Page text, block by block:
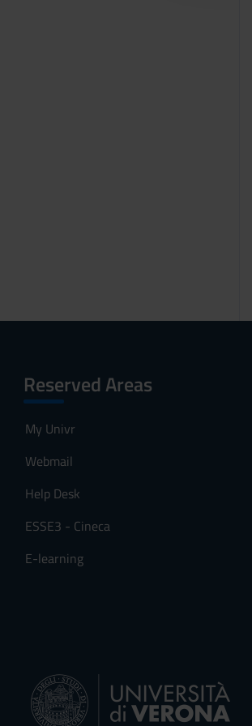
Reserved Areas
My Univr
Webmail
Help Desk
ESSE3 - Cineca
E-learning